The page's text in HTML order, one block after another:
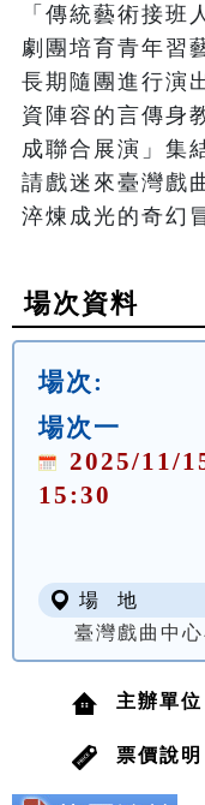
「傳統藝術接
劇團培育青年習
長期隨團進行演
資陣容的言傳身
成聯合展演」集
請戲迷來臺灣戲
淬煉成光的奇幻
場次資料
場次:
場次一
2025/11/
15:30
場 地
臺灣戲曲中
主辦單
票價說